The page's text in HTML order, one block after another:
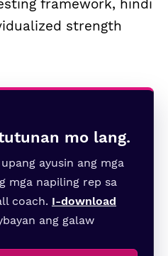
framework, hindi
strength
mo lang.
ayusin ang mga
mga napiling rep sa
coach. I-download
ang galaw